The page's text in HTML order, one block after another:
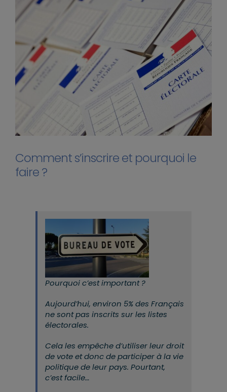
Comment s’inscrire et pourquoi le
faire ?
Pourquoi c’est important ?
Aujourd’hui, environ 5% des Français
ne sont pas inscrits sur les listes
électorales.
Cela les empêche d’utiliser leur droit
de vote et donc de participer à la vie
politique de leur pays. Pourtant,
c’est facile…